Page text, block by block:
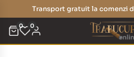
Transport gratuit la comenzi
0 0